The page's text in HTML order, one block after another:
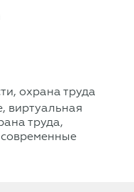
охрана труда
виртуальная
труда,